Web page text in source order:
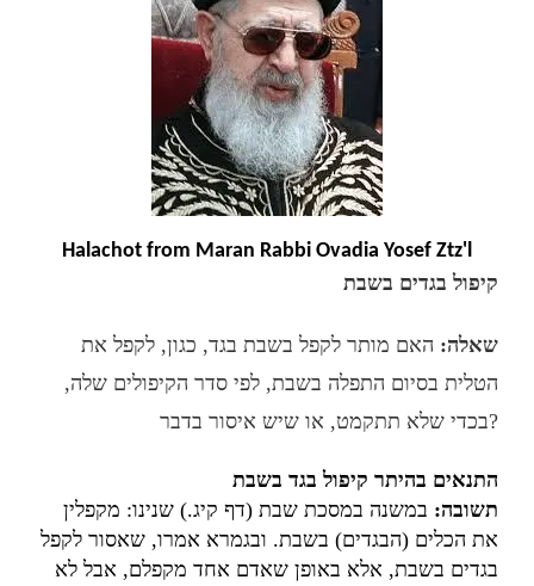
Halachot from Maran Rabbi Ovadia Yosef Ztz'l
קיפול בגדים בשבת
שאלה: האם מותר לקפל בשבת בגד, כגון, לקפל את
הטלית בסיום התפלה בשבת, לפי סדר הקיפולים שלה,
בכדי שלא תתקמט, או שיש איסור בדבר?
התנאים בהיתר קיפול בגד בשבת
תשובה: במשנה במסכת שבת (דף קיג.) שנינו: מקפלין
את הכלים (הבגדים) בשבת. ובגמרא אמרו, שאסור לקפל
בגדים בשבת, אלא באופן שאדם אחד מקפלם, אבל לא